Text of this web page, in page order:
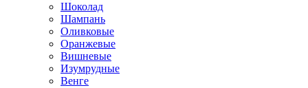
Шоколад
Шампань
Оливковые
Оранжевые
Вишневые
Изумрудные
Венге